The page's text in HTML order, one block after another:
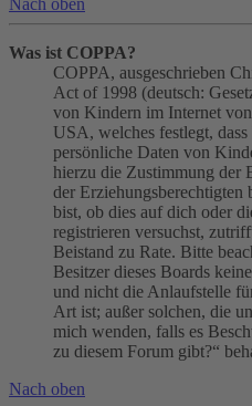
Nach oben
Was ist COPPA?
COPPA, ausgeschrieben
Act of 1998 (deutsch:
von Kindern im Internet
USA, welches festlegt,
persönliche Daten von
hierzu die Zustimmung der
der Erziehungsberechtigten
bist, ob dies auf dich oder
registrieren versuchst,
Beistand zu Rate. Bitte
Besitzer dieses Boards
und nicht die Anlaufstelle
Art ist; außer solchen, die
mich wenden, falls es
zu diesem Forum gibt?“
Nach oben